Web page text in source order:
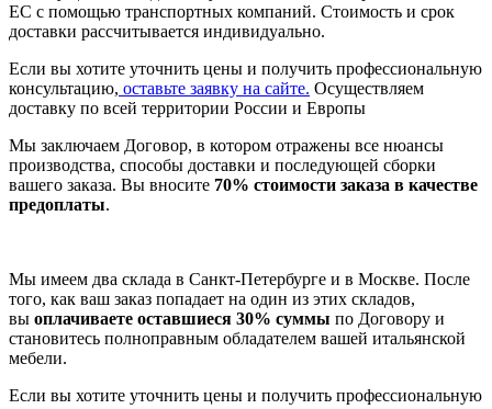
ЕС с помощью транспортных компаний. Стоимость и срок
доставки рассчитывается индивидуально.
Если вы хотите уточнить цены и получить профессиональную
консультацию, оставьте заявку на сайте. Осуществляем
доставку по всей территории России и Европы
Мы заключаем Договор, в котором отражены все нюансы
производства, способы доставки и последующей сборки
вашего заказа. Вы вносите 70% стоимости заказа в качестве
предоплаты.
Мы имеем два склада в Санкт-Петербурге и в Москве. После
того, как ваш заказ попадает на один из этих складов,
вы оплачиваете оставшиеся 30% суммы по Договору и
становитесь полноправным обладателем вашей итальянской
мебели.
Если вы хотите уточнить цены и получить профессиональную